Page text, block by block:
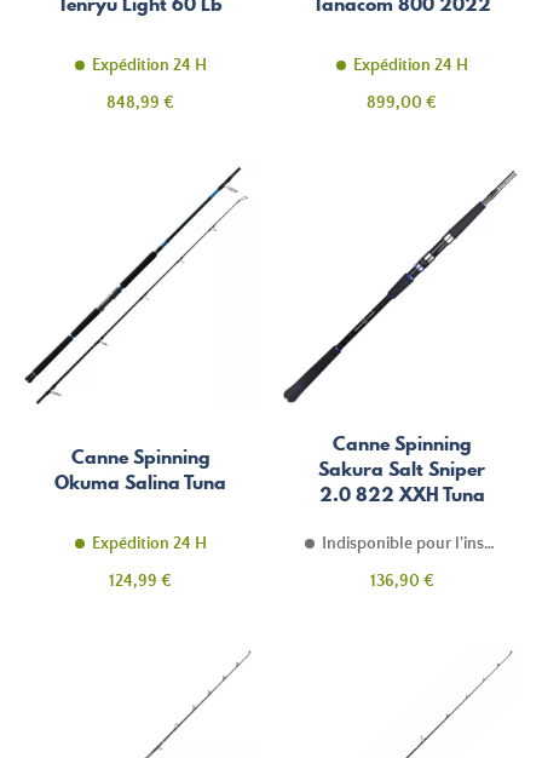
Expédition 24 H
Prix
848,99 €
Expédition 24 H
Prix
899,00 €
Canne Spinning
Okuma Salina Tuna
Expédition 24 H
Prix
124,99 €
Canne Spinning
Sakura Salt Sniper
2.0 822 XXH Tuna
Indisponible pour l'instant
Prix
136,90 €